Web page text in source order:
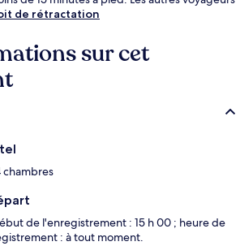
publics se trouvent à une courte
de rétractation
sur cet
chambres
de l'enregistrement : 15 h 00 ; heure de
: à tout moment.